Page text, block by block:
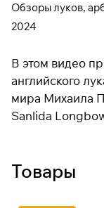
Обзоры луков,
2024
В этом видео
английского
мира Михаила
Sanlida
Товары